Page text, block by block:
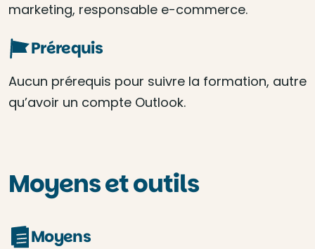
marketing, responsable e-commerce.
Prérequis
Aucun prérequis pour suivre la formation, autre
qu’avoir un compte Outlook.
Moyens et outils
Moyens